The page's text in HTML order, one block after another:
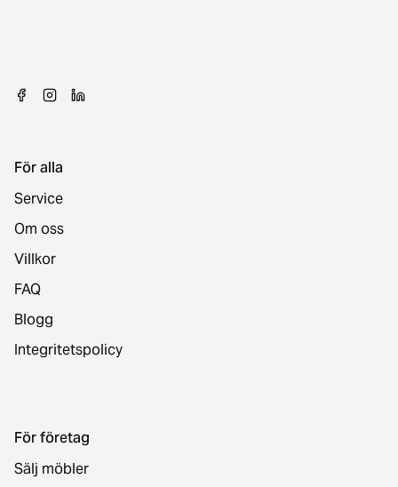
För alla
Service
Om oss
Villkor
FAQ
Blogg
Integritetspolicy
För företag
Sälj möbler